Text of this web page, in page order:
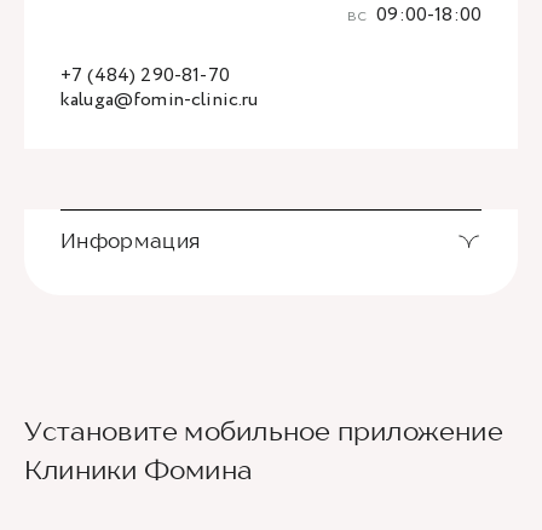
kaluga@fomin-clinic.ru
+7 (484) 290-81-70
вс 09:00-18:00
Информация
Ведущие врачи региона
Установите мобильное приложение
Клиники Фомина